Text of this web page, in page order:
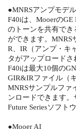
●MNRSアンプモデル
F40iは、Mooerの
のトーンを共有でき
ができます。MNRS
R、IR（アンプ・キ
タがアップロードさ
F40iは最大10個の
GIR&IRファイル（
MNRSサンプルファ
ンロードできます。
Future Seriesソフト
●Mooer AI